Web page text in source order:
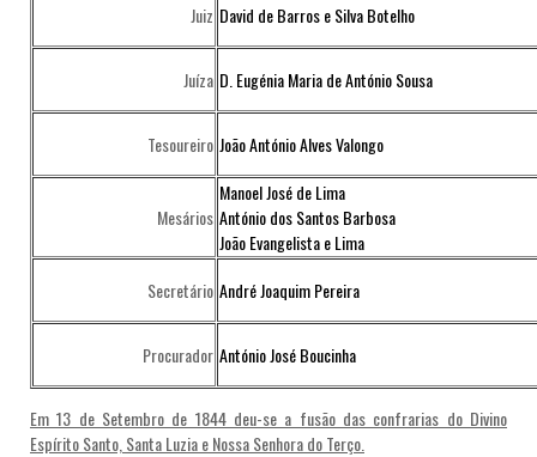
Juiz David de Barros e Silva Botelho
Juíza D. Eugénia Maria de António Sousa
Tesoureiro João António Alves Valongo
Mesários
Manoel José de Lima
António dos Santos Barbosa
João Evangelista e Lima
Secretário André Joaquim Pereira
Procurador António José Boucinha
Em 13 de Setembro de 1844 deu-se a fusão das confrarias do Divino
Espírito Santo, Santa Luzia e Nossa Senhora do Terço.